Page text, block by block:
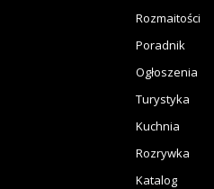
Rozmaitości
Poradnik
Ogłoszenia
Turystyka
Kuchnia
Rozrywka
Katalog